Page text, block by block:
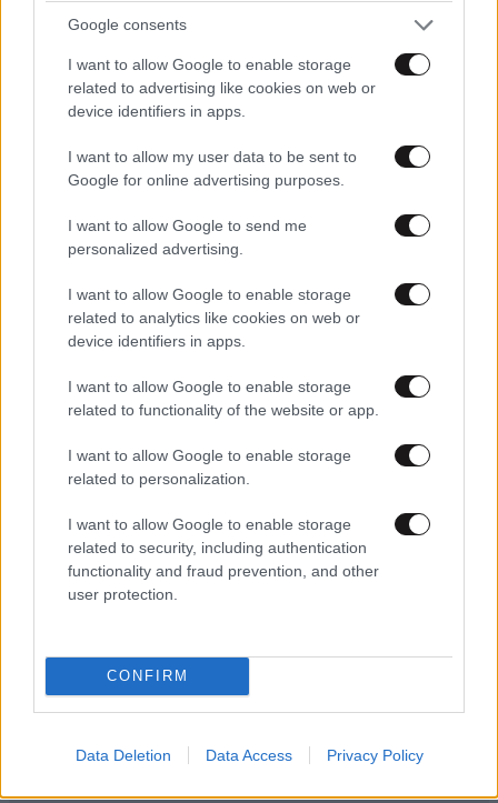
Google consents
I want to allow Google to enable storage
related to advertising like cookies on web or
device identifiers in apps.
I want to allow my user data to be sent to
Google for online advertising purposes.
I want to allow Google to send me
personalized advertising.
I want to allow Google to enable storage
related to analytics like cookies on web or
device identifiers in apps.
I want to allow Google to enable storage
related to functionality of the website or app.
I want to allow Google to enable storage
related to personalization.
I want to allow Google to enable storage
related to security, including authentication
functionality and fraud prevention, and other
user protection.
CONFIRM
Data Deletion Data Access Privacy Policy
τους γελοίους!
Απαντήστε
Μάσα ΜΚΥΟ 24·04·2018 20:52
Μπράβο ευαισθητοποιημένα βλήματα! Τα πλαστικά
των απορρυπαντικών, σαμπουάν, και όλω ό,τι
βιολογικά; Ποιον κοροϊδεύετε ρε τενεκέδες;
Απαντήστε
Giorgis 25·04·2018 09:27
Περίμενε να ψηφίσεις αυτόν που θα σου
υποσχεθεί ότι θα καταργήσει όλα τα πλαστικά
με ένα άρθρο κι ένα νόμο. Σε όλον τον πλανήτη.
φαλαγγούλι 24·04·2018 15:05
Καλές οι περιβαλλοντικές αλλαγές αλλά όταν δεν
ειρήνη, το τελευταίο που θα σκεφτώ είναι το
πέντε θαλασσών»